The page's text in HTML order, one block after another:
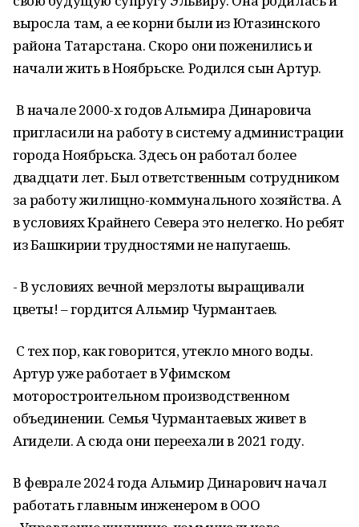
выросла там, а ее корни были из Ютазинского
района Татарстана. Скоро они поженились и
начали жить в Ноябрьске. Родился сын Артур.
В начале 2000-х годов Альмира Динаровича
пригласили на работу в систему администрации
города Ноябрьска. Здесь он работал более
двадцати лет. Был ответственным сотрудником
за работу жилищно-коммунального хозяйства. А
в условиях Крайнего Севера это нелегко. Но ребят
из Башкирии трудностями не напугаешь.
- В условиях вечной мерзлоты выращивали
цветы! – гордится Альмир Чурмантаев.
С тех пор, как говорится, утекло много воды.
Артур уже работает в Уфимском
моторостроительном производственном
объединении. Семья Чурмантаевых живет в
Агидели. А сюда они переехали в 2021 году.
В феврале 2024 года Альмир Динарович начал
работать главным инженером в ООО